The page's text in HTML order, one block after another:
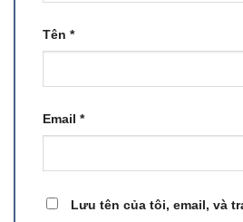
Tên *
Email *
Lưu tên của tôi, email, và